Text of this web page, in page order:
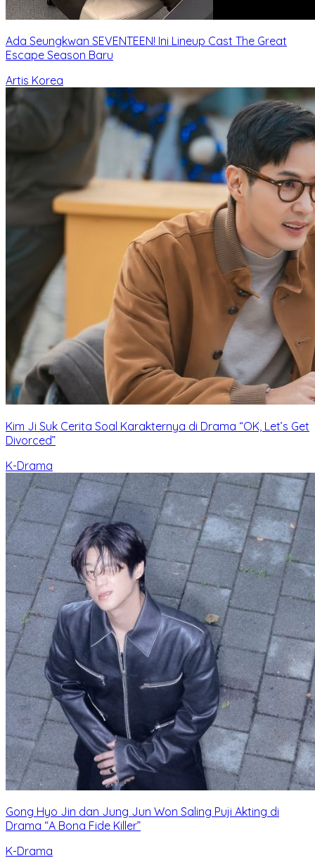
Ada Seungkwan SEVENTEEN! Ini Lineup Cast The Great
Escape Season Baru
Artis Korea
Kim Ji Suk Cerita Soal Karakternya di Drama “OK, Let’s Get
Divorced”
K-Drama
Gong Hyo Jin dan Jung Jun Won Saling Puji Akting di
Drama “A Bona Fide Killer”
K-Drama